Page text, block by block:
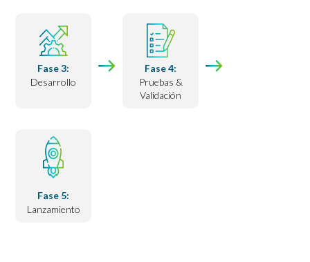
Fase 3:
Desarrollo
Fase 4:
Pruebas &
Validación
Fase 5:
Lanzamiento